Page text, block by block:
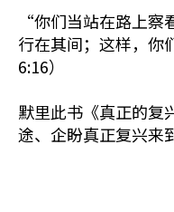
“你们当站在路上察
行在其间；这样，
6:16）
默里此书《真正的复
途、企盼真正复兴来